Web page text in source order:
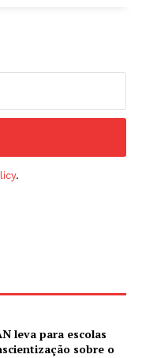
.
leva para escolas
sobre o